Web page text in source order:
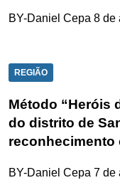
BY-Daniel Cepa 8 de
REGIÃO
Método “Heróis
do distrito de
BY-Daniel Cepa 7 de